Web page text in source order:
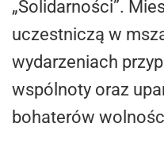
„Solidarności”.
uczestniczą w
wydarzeniach
wspólnoty oraz
bohaterów